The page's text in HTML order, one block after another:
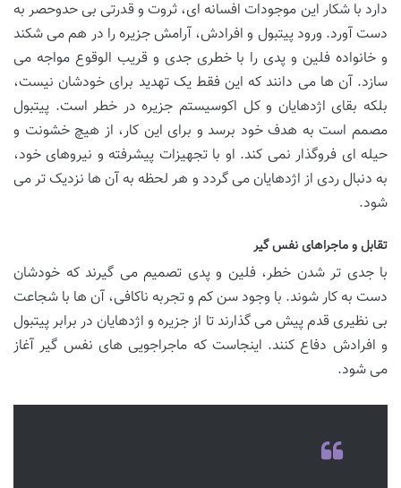
دارد با شکار این موجودات افسانه ای، ثروت و قدرتی بی حدوحصر به
دست آورد. ورود پیتبول و افرادش، آرامش جزیره را در هم می شکند
و خانواده فلین و پدی را با خطری جدی و قریب الوقوع مواجه می
سازد. آن ها می دانند که این فقط یک تهدید برای خودشان نیست،
بلکه بقای اژدهایان و کل اکوسیستم جزیره در خطر است. پیتبول
مصمم است به هدف خود برسد و برای این کار، از هیچ خشونت و
حیله ای فروگذار نمی کند. او با تجهیزات پیشرفته و نیروهای خود،
به دنبال ردی از اژدهایان می گردد و هر لحظه به آن ها نزدیک تر می
شود.
تقابل و ماجراهای نفس گیر
با جدی تر شدن خطر، فلین و پدی تصمیم می گیرند که خودشان
دست به کار شوند. با وجود سن کم و تجربه ناکافی، آن ها با شجاعت
بی نظیری قدم پیش می گذارند تا از جزیره و اژدهایان در برابر پیتبول
و افرادش دفاع کنند. اینجاست که ماجراجویی های نفس گیر آغاز
می شود.